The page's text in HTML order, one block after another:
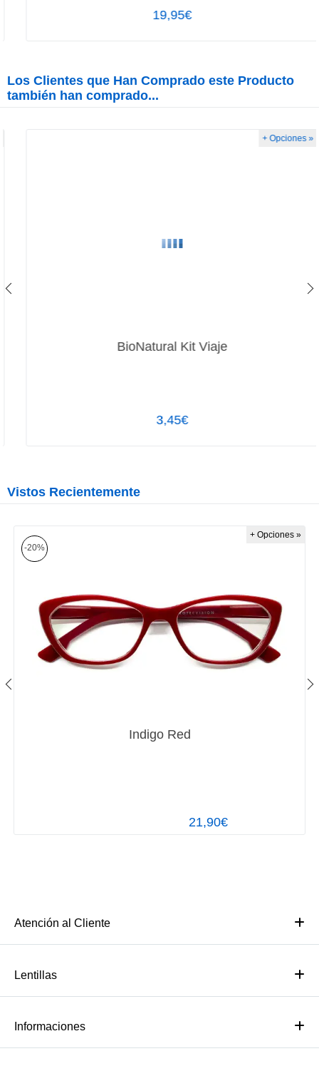
19,95€
Los Clientes que Han Comprado este Producto
también han comprado...
BioNatural Kit Viaje
3,45€
+ Opciones »
Vistos Recientemente
Indigo Red
21,90€
-20%
+ Opciones »
Atención al Cliente
Lentillas
Informaciones